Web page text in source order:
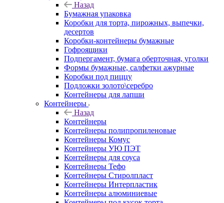
Назад
Бумажная упаковка
Коробки для торта, пирожных, выпечки,
десертов
Коробки-контейнеры бумажные
Гофроящики
Подпергамент, бумага оберточная, уголки
Формы бумажные, салфетки ажурные
Коробки под пиццу
Подложки золото\серебро
Контейнеры для лапши
Контейнеры
Назад
Контейнеры
Контейнеры полипропиленовые
Контейнеры Комус
Контейнеры УЮ ПЭТ
Контейнеры для соуса
Контейнеры Тефо
Контейнеры Стиролпласт
Контейнеры Интерпластик
Контейнеры алюминиевые